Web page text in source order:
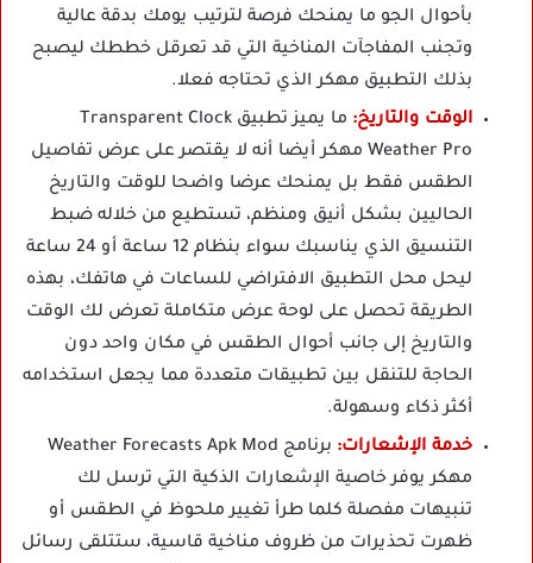
بأحوال الجو ما يمنحك فرصة لترتيب يومك بدقة عالية
وتجنب المفاجآت المناخية التي قد تعرقل خططك ليصبح
بذلك التطبيق مهكر الذي تحتاجه فعلا.
الوقت والتاريخ:
ما يميز تطبيق Transparent Clock
Weather Pro مهكر أيضا أنه لا يقتصر على عرض تفاصيل
الطقس فقط بل يمنحك عرضا واضحا للوقت والتاريخ
الحاليين بشكل أنيق ومنظم، تستطيع من خلاله ضبط
التنسيق الذي يناسبك سواء بنظام 12 ساعة أو 24 ساعة
ليحل محل التطبيق الافتراضي للساعات في هاتفك، بهذه
الطريقة تحصل على لوحة عرض متكاملة تعرض لك الوقت
والتاريخ إلى جانب أحوال الطقس في مكان واحد دون
الحاجة للتنقل بين تطبيقات متعددة مما يجعل استخدامه
أكثر ذكاء وسهولة.
خدمة الإشعارات:
برنامج Weather Forecasts Apk Mod
مهكر يوفر خاصية الإشعارات الذكية التي ترسل لك
تنبيهات مفصلة كلما طرأ تغيير ملحوظ في الطقس أو
ظهرت تحذيرات من ظروف مناخية قاسية، ستتلقى رسائل